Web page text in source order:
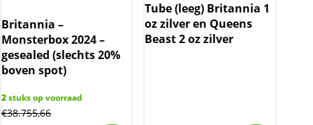
Britannia –
Monsterbox 2024 –
gesealed (slechts 20%
boven spot)
2stuks op voorraad
€38.755,66
Tube (leeg) Britannia 1
oz zilver en Queens
Beast 2 oz zilver